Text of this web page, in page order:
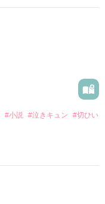
#小説 #泣きキュン
#切ひい